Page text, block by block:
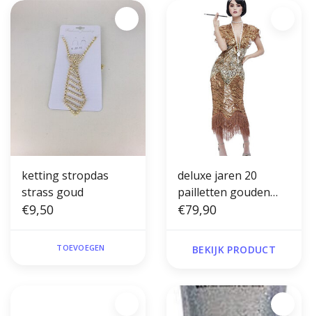
ketting stropdas
strass goud
€9,50
TOEVOEGEN
deluxe jaren 20
pailletten gouden
flapper kostuum
€79,90
BEKIJK PRODUCT